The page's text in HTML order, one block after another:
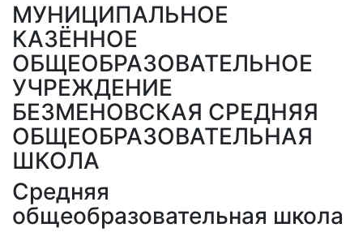
МУНИЦИПАЛЬНОЕ
КАЗЁННОЕ
ОБЩЕОБРАЗОВАТЕЛЬНОЕ
УЧРЕЖДЕНИЕ
БЕЗМЕНОВСКАЯ СРЕДНЯЯ
ОБЩЕОБРАЗОВАТЕЛЬНАЯ
ШКОЛА
Средняя
общеобразовательная школа